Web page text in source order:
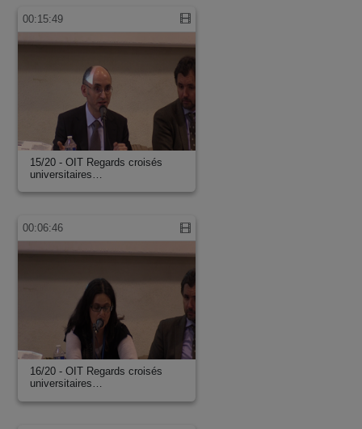
00:15:49
15/20 - OIT Regards croisés
universitaires…
00:06:46
16/20 - OIT Regards croisés
universitaires…